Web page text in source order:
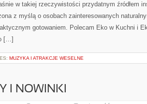
w takiej rzeczywistości przydatnym źródłem
z myślą o osobach zainteresowanych
gotowaniem. Polecam Eko w Kuchni i
[…]
MUZYKA I ATRAKCJE WESELNE
I NOWINKI